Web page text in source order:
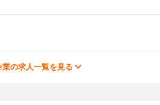
業の求人一覧を見る